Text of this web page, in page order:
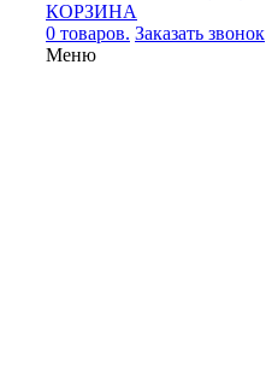
КОРЗИНА
0 товаров. Заказать звонок
Меню